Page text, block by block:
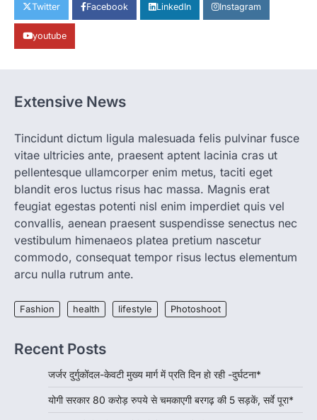
3
बेसहारा पशुओं को सुरक्षित आश्रय…
4
BLOG
योग को जन-जन तक पहुंचाने के लिए निर्धारित
लक्ष्य के अनुरूप कार्य करें योग प्रशिक्षक –
जिलाधिकारी*
अभिवंदनएक्सप्रेस 5 August 2026
विजय द्विवेदी की रिपोर्ट उरई। जनपद में संचालित योग
वेलनेस सेंटर एवं आयुष्मान आरोग्य मंदिरों…
Twitter Facebook LinkedIn Instagram
youtube
Extensive News
Tincidunt dictum ligula malesuada felis pulvinar fusce
vitae ultricies ante, praesent aptent lacinia cras ut
pellentesque ullamcorper enim metus, taciti eget
blandit eros luctus risus hac massa. Magnis erat
feugiat egestas potenti nisl enim imperdiet quis vel
convallis, aenean praesent suspendisse senectus nec
vestibulum himenaeos platea pretium nascetur
commodo, consequat tempor risus lectus elementum
arcu nulla rutrum ante.
Fashion health lifestyle Photoshoot
Recent Posts
जर्जर दुर्गुकोंदल-केवटी मुख्य मार्ग में प्रति दिन हाे रही -दुर्घटना*
योगी सरकार 80 करोड़ रुपये से चमकाएगी बरगढ़ की 5 सड़कें, सर्वे पूरा*